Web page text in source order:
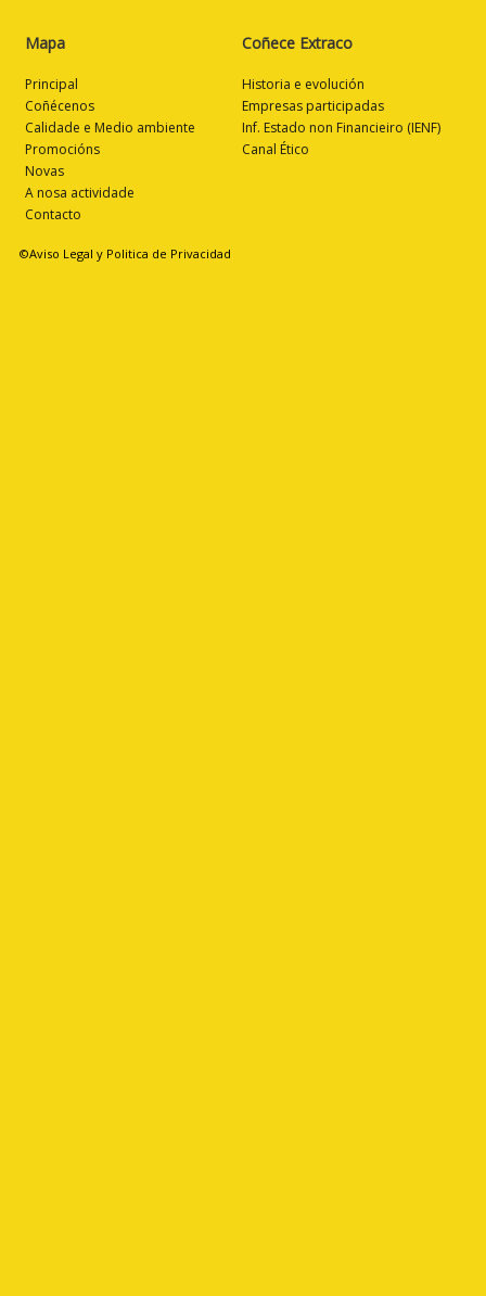
Mapa
Principal
Coñécenos
Calidade e Medio ambiente
Promocións
Novas
A nosa actividade
Contacto
Coñece Extraco
Historia e evolución
Empresas participadas
Inf. Estado non Financieiro (IENF)
Canal Ético
©Aviso Legal y Politica de Privacidad